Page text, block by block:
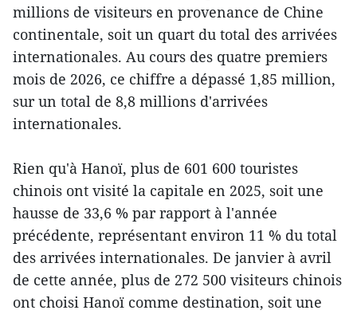
millions de visiteurs en provenance de Chine
continentale, soit un quart du total des arrivées
internationales. Au cours des quatre premiers
mois de 2026, ce chiffre a dépassé 1,85 million,
sur un total de 8,8 millions d'arrivées
internationales.
Rien qu'à Hanoï, plus de 601 600 touristes
chinois ont visité la capitale en 2025, soit une
hausse de 33,6 % par rapport à l'année
précédente, représentant environ 11 % du total
des arrivées internationales. De janvier à avril
de cette année, plus de 272 500 visiteurs chinois
ont choisi Hanoï comme destination, soit une